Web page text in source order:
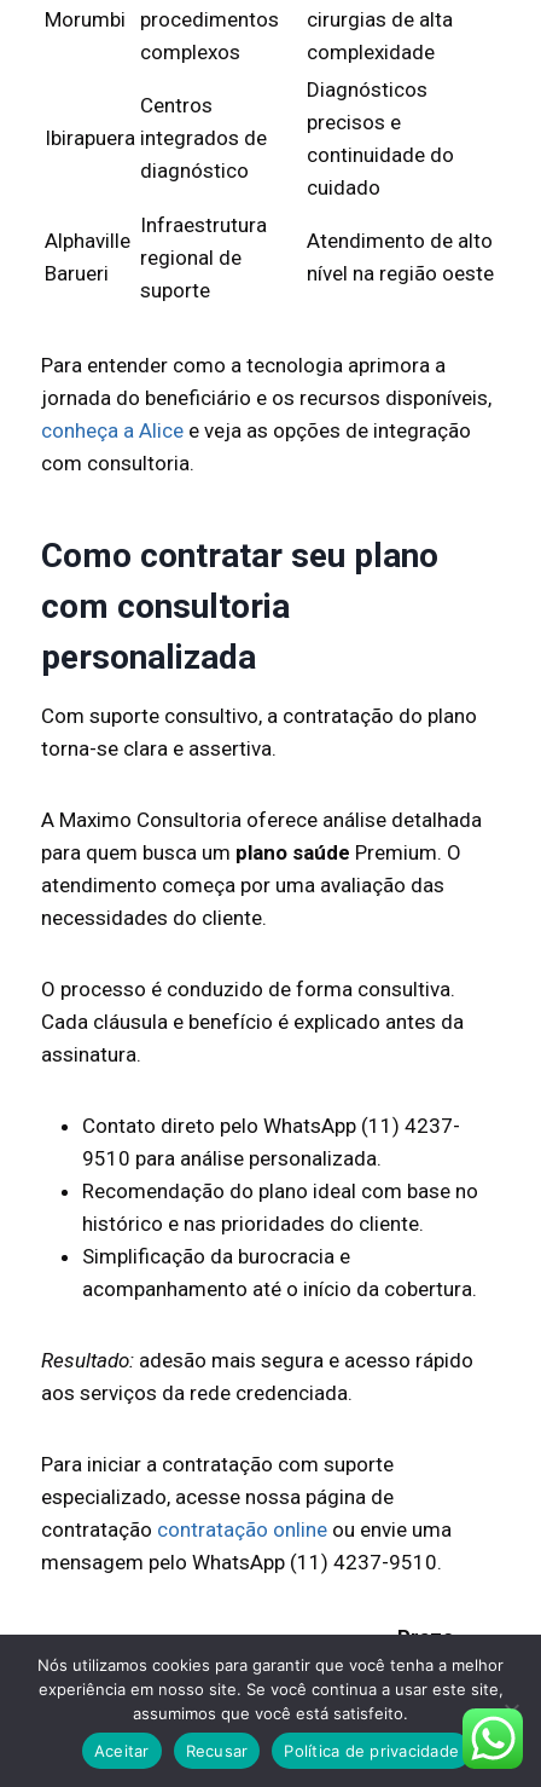
Morumbi
procedimentos
complexos
cirurgias de alta
complexidade
Ibirapuera
Centros
integrados de
diagnóstico
Diagnósticos
precisos e
continuidade do
cuidado
Alphaville
Barueri
Infraestrutura
regional de
suporte
Atendimento de alto
nível na região oeste
Para entender como a tecnologia aprimora a
jornada do beneficiário e os recursos disponíveis,
conheça a Alice e veja as opções de integração
com consultoria.
Como contratar seu plano
com consultoria
personalizada
Com suporte consultivo, a contratação do plano
torna-se clara e assertiva.
A Maximo Consultoria oferece análise detalhada
para quem busca um plano saúde Premium. O
atendimento começa por uma avaliação das
necessidades do cliente.
O processo é conduzido de forma consultiva.
Cada cláusula e benefício é explicado antes da
assinatura.
Contato direto pelo WhatsApp (11) 4237-
9510 para análise personalizada.
Recomendação do plano ideal com base no
histórico e nas prioridades do cliente.
Simplificação da burocracia e
acompanhamento até o início da cobertura.
Resultado: adesão mais segura e acesso rápido
aos serviços da rede credenciada.
Para iniciar a contratação com suporte
especializado, acesse nossa página de
contratação contratação online ou envie uma
mensagem pelo WhatsApp (11) 4237-9510.
Prazo
estimado
inicial
Entrega de
informações e
necessidades
1 dia útil
Nós utilizamos cookies para garantir que você tenha a melhor
experiência em nosso site. Se você continua a usar este site,
assumimos que você está satisfeito.
Aceitar
Recusar Política de privacidade